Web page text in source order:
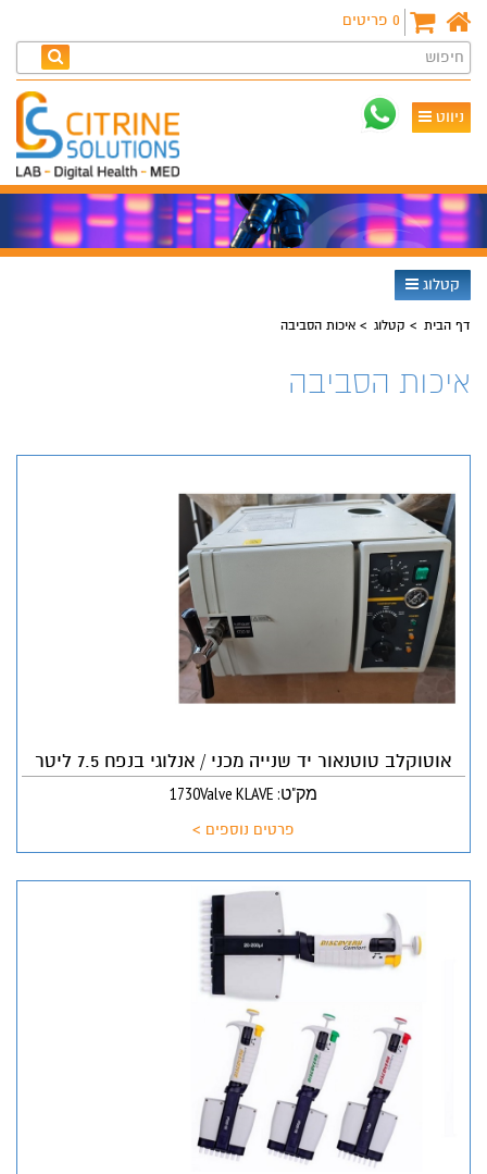
0 פריטים
חיפוש
ניווט
קטלוג
דף הבית קטלוג איכות הסביבה
איכות הסביבה
אוטוקלב טוטנאור יד שנייה מכני / אנלוגי בנפח 7.5 ליטר
מק"ט: 1730Valve KLAVE
פרטים נוספים >